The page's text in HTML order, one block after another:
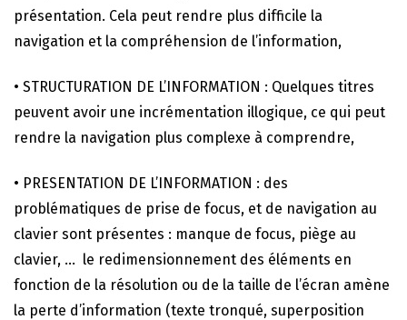
présentation. Cela peut rendre plus difficile la
navigation et la compréhension de l’information,
• STRUCTURATION DE L’INFORMATION : Quelques titres
peuvent avoir une incrémentation illogique, ce qui peut
rendre la navigation plus complexe à comprendre,
• PRESENTATION DE L’INFORMATION : des
problématiques de prise de focus, et de navigation au
clavier sont présentes : manque de focus, piège au
clavier, … le redimensionnement des éléments en
fonction de la résolution ou de la taille de l’écran amène
la perte d’information (texte tronqué, superposition